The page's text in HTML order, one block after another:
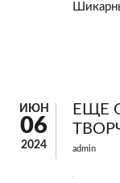
ИЮН
06
2024
ЕЩЕ
admin